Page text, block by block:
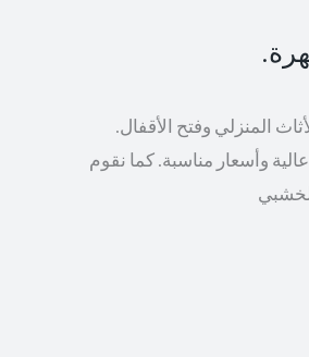
المنزلي وفتح الأقفال.
وأسعار مناسبة. كما نقوم